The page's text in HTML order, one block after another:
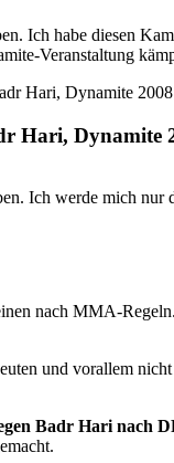
Ich habe diesen
Veranstaltung
Hari, Dynamite
Ich werde mich nur
nach MMA-
und vorallem
Badr Hari nach